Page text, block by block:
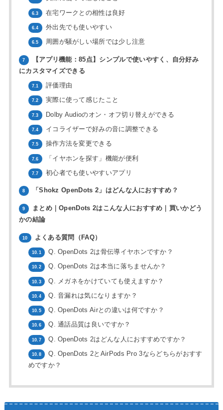
6.3 在宅ワークとの相性は良好
6.4 外出先でも使いやすい
6.5 周囲が騒がしい場所では少し注意
7
【アプリ機能：85点】シンプルで使いやすく、自分好み
にカスタマイズできる
7.1 評価理由
7.2 実際に使って感じたこと
7.3 Dolby Audioのオン・オフ切り替えができる
7.4 イコライザーで好みの音に調整できる
7.5 操作方法を変更できる
7.6 「イヤホンを探す」機能が便利
7.7 初心者でも使いやすいアプリ
8 「Shokz OpenDots 2」はどんな人におすすめ？
9
まとめ｜OpenDots 2はこんな人におすすめ｜買いかどう
かの結論
10 よくある質問（FAQ）
10.1 Q. OpenDots 2は骨伝導イヤホンですか？
10.2 Q. OpenDots 2は本当に落ちませんか？
10.3 Q. メガネをかけていても使えますか？
10.4 Q. 音漏れは気になりますか？
10.5 Q. OpenDots Airとの違いは何ですか？
10.6 Q. 通話品質は良いですか？
10.7 Q. OpenDots 2はどんな人におすすめですか？
10.8
Q. OpenDots 2とAirPods Pro 3ならどちらがおすす
めですか？